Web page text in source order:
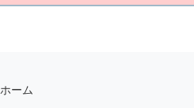
ホーム